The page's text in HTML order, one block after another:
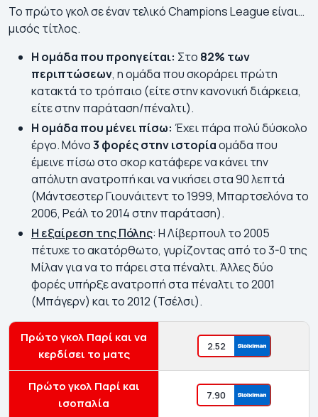
Το πρώτο γκολ σε έναν τελικό Champions League είναι…
μισός τίτλος.
Η ομάδα που προηγείται: Στο 82% των
περιπτώσεων, η ομάδα που σκοράρει πρώτη
κατακτά το τρόπαιο (είτε στην κανονική διάρκεια,
είτε στην παράταση/πέναλτι).
Η ομάδα που μένει πίσω: Έχει πάρα πολύ δύσκολο
έργο. Μόνο3 φορές στην ιστορίαομάδα που
έμεινε πίσω στο σκορ κατάφερε να κάνει την
απόλυτη ανατροπή και να νικήσει στα 90 λεπτά
(Μάντσεστερ Γιουνάιτεντ το 1999, Μπαρτσελόνα το
2006, Ρεάλ το 2014 στην παράταση).
Η εξαίρεση της Πόλης: Η Λίβερπουλ το 2005
πέτυχε το ακατόρθωτο, γυρίζοντας από το 3-0 της
Μίλαν για να το πάρει στα πέναλτι. Άλλες δύο
φορές υπήρξε ανατροπή στα πέναλτι το 2001
(Μπάγερν) και το 2012 (Τσέλσι).
Πρώτο γκολ Παρί και να
κερδίσει το ματς
2.52
Πρώτο γκολ Παρί και
ισοπαλία
7.90